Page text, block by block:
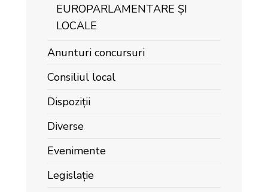
EUROPARLAMENTARE ȘI
LOCALE
Anunturi concursuri
Consiliul local
Dispoziții
Diverse
Evenimente
Legislație